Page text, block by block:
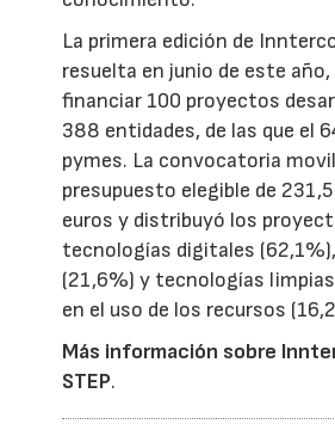
La primera edición de
resuelta en junio de este
financiar 100 proyectos
388 entidades, de las que el
pymes. La convocatoria
presupuesto elegible de
euros y distribuyó los
tecnologías digitales
(21,6%) y tecnologías
en el uso de los recursos
Más información sobre
STEP.